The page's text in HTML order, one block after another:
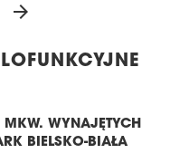
arrow_forward
MKW. WYNAJĘTYCH
BIELSKO-BIAŁA